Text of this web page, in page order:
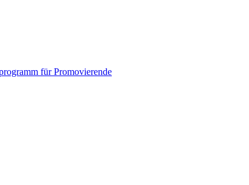
für Promovierende